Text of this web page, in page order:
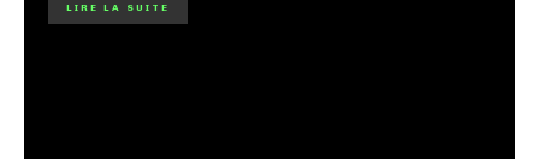
LIRE LA SUITE